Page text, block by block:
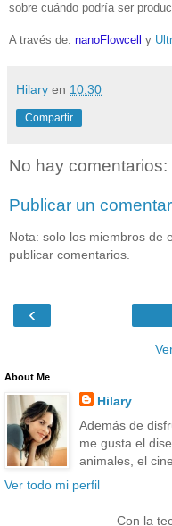
sobre cuándo podría ser
A través de: nanoFlowcell y
Hilary en 10:30
Compartir
No hay comentarios:
Publicar un
Nota: solo los miembros de
publicar comentarios.
‹
About Me
Hilary
Además de
me gusta el
animales, el
Ver todo mi perfil
Con la